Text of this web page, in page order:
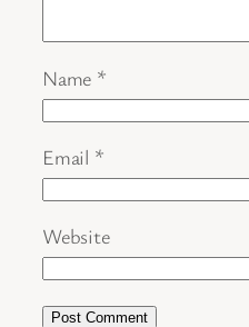
Name *
Email *
Website